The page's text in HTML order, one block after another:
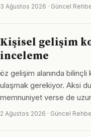
3 Ağustos 2026 · Güncel
Kişisel gelişim
inceleme
öz gelişim alanında
ulaşmak gerekiyor. Aksi
memnuniyet verse de
2 Ağustos 2026 · Güncel